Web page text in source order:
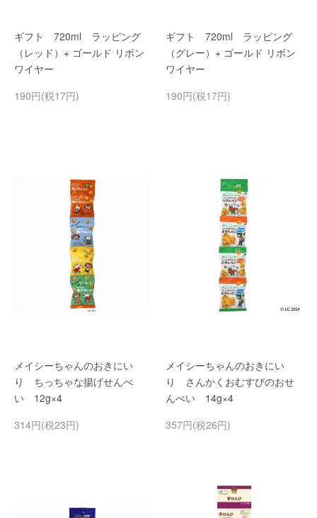
ギフト 720ml ラッピング
（レッド）+ ゴールド リボン
ワイヤー
190円(税17円)
ギフト 720ml ラッピング
（グレー）+ ゴールド リボン
ワイヤー
190円(税17円)
メイシーちゃんのおきにい
り ちっちゃな揚げせんべ
い 12g×4
314円(税23円)
メイシーちゃんのおきにい
り さんかくおむすびのおせ
んべい 14g×4
357円(税26円)